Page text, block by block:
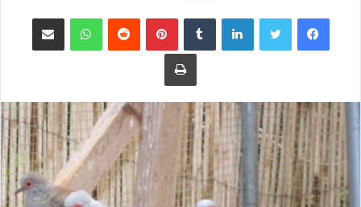
فيسبوكتويتر لينكدإن ‏Tumblr بينتيريست
‏Reddit واتساب مشاركة عبر البريد
طباعة